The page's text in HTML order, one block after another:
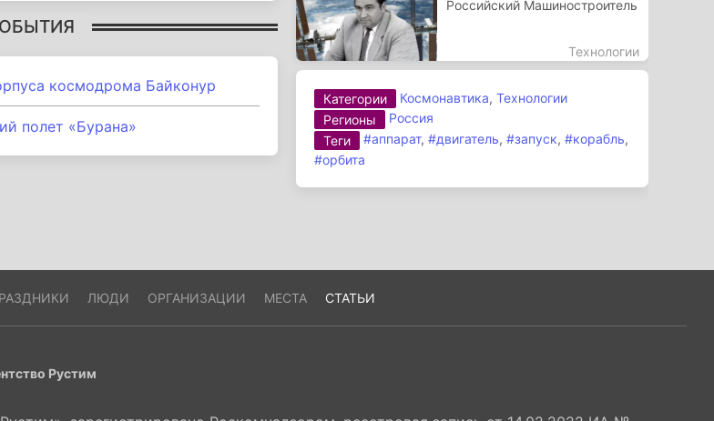
космодрома Байконур
полет «Бурана»
Российский Машиностроитель
Технологии
Категории Космонавтика,Технологии
Регионы
Россия
Теги
#аппарат,#двигатель,#запуск,#корабль,
#орбита
ЛЮДИ ОРГАНИЗАЦИИ МЕСТА СТАТЬИ
Рустим